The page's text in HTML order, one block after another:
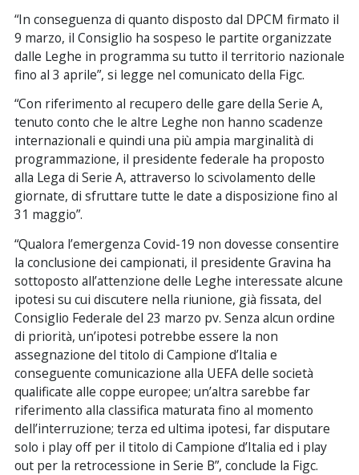
“In conseguenza di quanto disposto dal DPCM firmato il
9 marzo, il Consiglio ha sospeso le partite organizzate
dalle Leghe in programma su tutto il territorio nazionale
fino al 3 aprile”, si legge nel comunicato della Figc.
“Con riferimento al recupero delle gare della Serie A,
tenuto conto che le altre Leghe non hanno scadenze
internazionali e quindi una più ampia marginalità di
programmazione, il presidente federale ha proposto
alla Lega di Serie A, attraverso lo scivolamento delle
giornate, di sfruttare tutte le date a disposizione fino al
31 maggio”.
“Qualora l’emergenza Covid-19 non dovesse consentire
la conclusione dei campionati, il presidente Gravina ha
sottoposto all’attenzione delle Leghe interessate alcune
ipotesi su cui discutere nella riunione, già fissata, del
Consiglio Federale del 23 marzo pv. Senza alcun ordine
di priorità, un’ipotesi potrebbe essere la non
assegnazione del titolo di Campione d’Italia e
conseguente comunicazione alla UEFA delle società
qualificate alle coppe europee; un’altra sarebbe far
riferimento alla classifica maturata fino al momento
dell’interruzione; terza ed ultima ipotesi, far disputare
solo i play off per il titolo di Campione d’Italia ed i play
out per la retrocessione in Serie B”, conclude la Figc.